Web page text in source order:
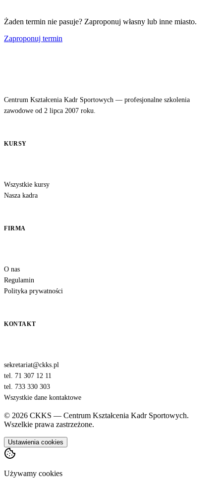
Żaden termin nie pasuje? Zaproponuj własny lub inne miasto.
Zaproponuj termin
Centrum Kształcenia Kadr Sportowych — profesjonalne szkolenia
zawodowe od 2 lipca 2007 roku.
KURSY
Wszystkie kursy
Nasza kadra
FIRMA
O nas
Regulamin
Polityka prywatności
KONTAKT
sekretariat@ckks.pl
tel. 71 307 12 11
tel. 733 330 303
Wszystkie dane kontaktowe
© 2026 CKKS — Centrum Kształcenia Kadr Sportowych.
Wszelkie prawa zastrzeżone.
Ustawienia cookies
Używamy cookies